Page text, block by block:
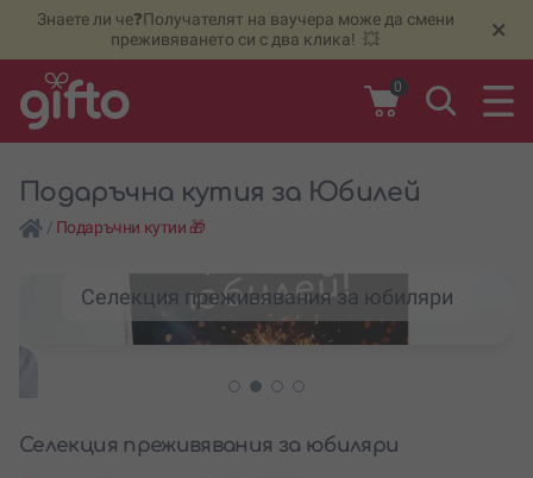
Знаете ли че❓Получателят на ваучера може да смени
преживяването си с два клика! 💥
×
0
Подаръчна кутия за Юбилей
/ Подаръчни кутии 🎁
Селекция преживявания за юбиляри
Селекция преживявания за юбиляри